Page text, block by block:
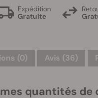
Expédition
Gratuite
(0) Avis (36)
quantités